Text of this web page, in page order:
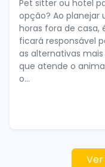
Pet sitter ou hotel
opção? Ao planejar
horas fora de
ficará responsável
as alternativas
que atende o
o...